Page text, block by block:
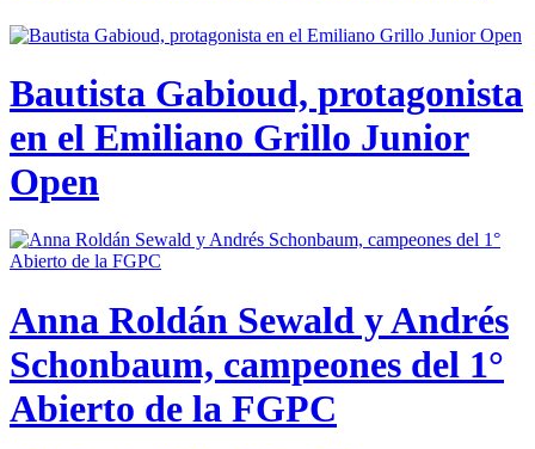
Bautista Gabioud, protagonista
en el Emiliano Grillo Junior
Open
Anna Roldán Sewald y Andrés
Schonbaum, campeones del 1°
Abierto de la FGPC